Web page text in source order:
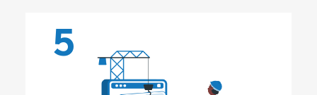
5